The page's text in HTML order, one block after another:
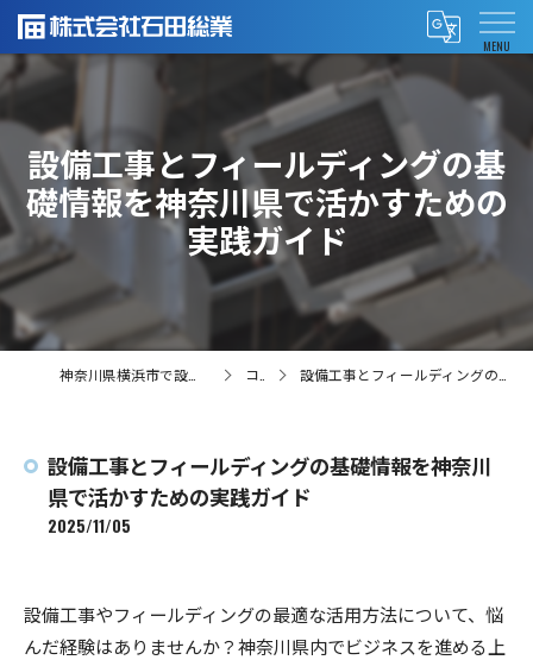
設備工事とフィールディングの基
礎情報を神奈川県で活かすための
実践ガイド
コラム 設備工事とフィールディングの基礎情報を神奈川県で活かすための実践ガイド
設備工事とフィールディングの基礎情報を神奈川
県で活かすための実践ガイド
2025/11/05
設備工事やフィールディングの最適な活用方法について、悩
んだ経験はありませんか？神奈川県内でビジネスを進める上